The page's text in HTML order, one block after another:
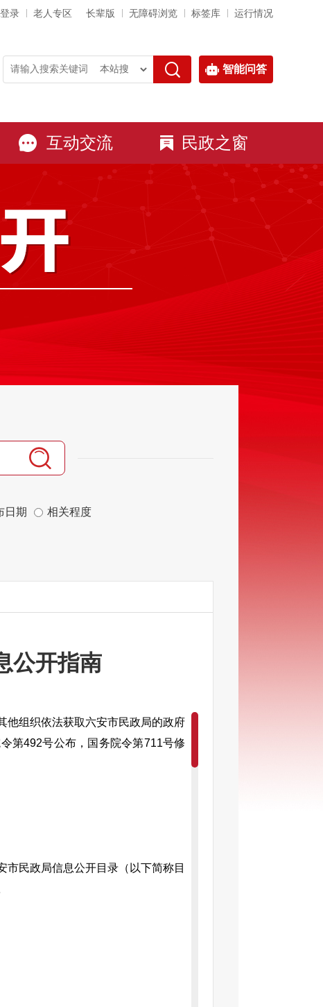
录 老人专区 长辈版 无障碍浏览 标签库 运行情况
智能问答
互动交流 民政之窗
日期 相关程度
公开指南
他组织依法获取六安市民政局的政府
第492号公布，国务院令第711号修
民政局信息公开目录（以下简称目